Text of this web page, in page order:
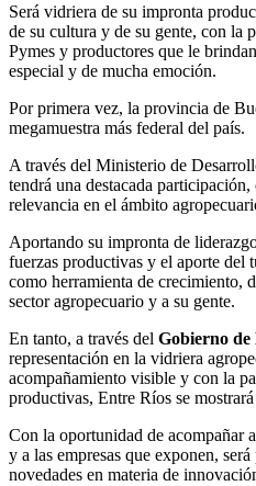
Será vidriera de su impronta
de su cultura y de su gente, con la
Pymes y productores que le
especial y de mucha emoción.
Por primera vez, la provincia de
megamuestra más federal del país.
A través del Ministerio de
tendrá una destacada
relevancia en el ámbito
Aportando su impronta de
fuerzas productivas y el aporte del
como herramienta de crecimiento,
sector agropecuario y a su gente.
En tanto, a través del Gobierno
representación en la vidriera
acompañamiento visible y con la
productivas, Entre Ríos se
Con la oportunidad de acompañar
y a las empresas que exponen,
novedades en materia de